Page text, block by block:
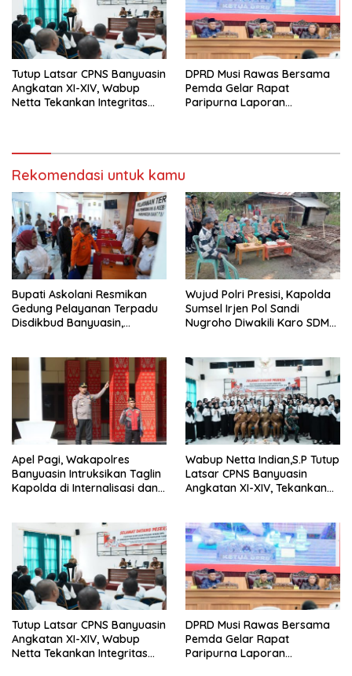
Tutup Latsar CPNS Banyuasin
Angkatan XI-XIV, Wabup
Netta Tekankan Integritas
DPRD Musi Rawas Bersama
Pemda Gelar Rapat
Paripurna Laporan
Rekomendasi untuk kamu
Bupati Askolani Resmikan
Gedung Pelayanan Terpadu
Disdikbud Banyuasin,
Wujud Polri Presisi, Kapolda
Sumsel Irjen Pol Sandi
Nugroho Diwakili Karo SDM
Huni
Apel Pagi, Wakapolres
Banyuasin Intruksikan Taglin
Kapolda di Internalisasi dan
Wabup Netta Indian,S.P Tutup
Latsar CPNS Banyuasin
Angkatan XI-XIV, Tekankan
Prima
Tutup Latsar CPNS Banyuasin
Angkatan XI-XIV, Wabup
Netta Tekankan Integritas
DPRD Musi Rawas Bersama
Pemda Gelar Rapat
Paripurna Laporan